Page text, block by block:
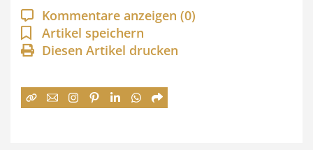
a
n
n
:
Kommentare anzeigen (0)
Artikel speichern
Diesen Artikel drucken